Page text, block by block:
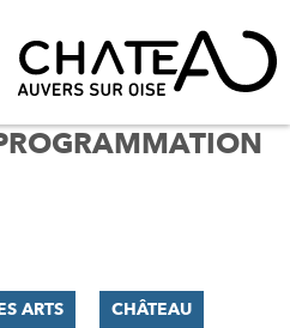
ARTS CHÂTEAU